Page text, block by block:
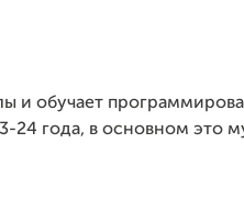
и обучает
24 года, в основном это